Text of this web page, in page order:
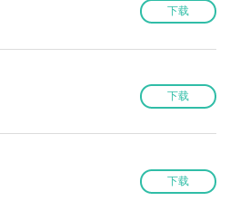
下载
下载
下载